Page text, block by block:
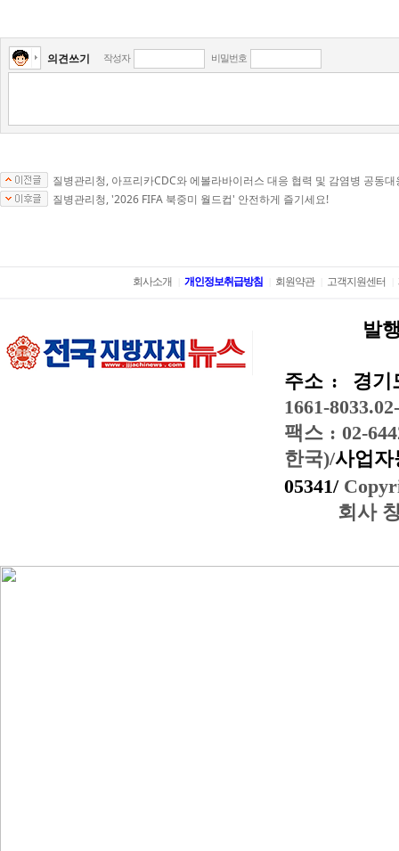
의견쓰기 작성자 비밀번호
질병관리청, 아프리카CDC와 에볼라바이러스 대응 협력 및 감염병 공동
질병관리청, '2026 FIFA 북중미 월드컵' 안전하게 즐기세요!
회사소개 개인정보취급방침 회원약관 고객지원센터
발
주소 :
경기
1661-
팩스 : 02-
한국)/사업
05341/
회사 창간